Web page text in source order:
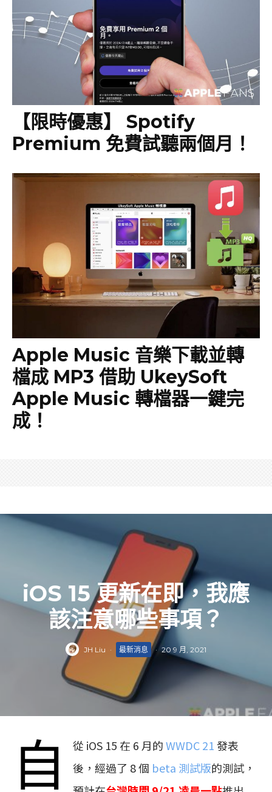
【限時優惠】 Spotify
Premium 免費試聽兩個月！
Apple Music 音樂下載並轉
檔成 MP3 借助 UkeySoft
Apple Music 轉檔器一鍵完
成！
iOS 15 更新在即，我應
該注意哪些事項？
JH Liu · 最新消息 · 20 9 月, 2021
自 從 iOS 15 在 6 月的WWDC 21發表
後，經過了 8 個 beta 測試版的測試，